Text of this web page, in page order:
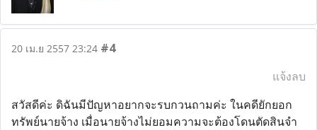
20 เม.ย 2557 23:24 #4
แจ้งลบ
สวัสดีค่ะ ดิฉันมีปัญหาอยากจะรบกวนถามค่ะ ในคดียักยอก
ทรัพย์นายจ้าง เมื่อนายจ้างไม่ยอมความจะต้องโดนตัดสินจำ